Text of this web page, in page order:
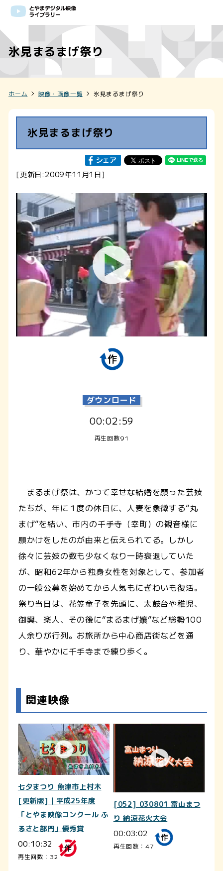
氷見まるまげ祭り
ホーム 映像・画像一覧 氷見まるまげ祭り
氷見まるまげ祭り
[更新日:2009年11月1日]
ダウンロード
00:02:59
再生回数91
まるまげ祭は、かつて幸せな結婚を願った芸妓
たちが、年に１度の休日に、人妻を象徴する“丸
まげ”を結い、市内の千手寺（幸町）の観音様に
願かけをしたのが由来と伝えられてる。しかし
徐々に芸妓の数も少なくなり一時衰退していた
が、昭和62年から独身女性を対象として、参加者
の一般公募を始めてから人気もにぎわいも復活。
祭り当日は、花笠童子を先頭に、太鼓台や稚児、
御輿、楽人、その後に“まるまげ孃”など総勢100
人余りが行列。お旅所から中心商店街などを通
り、華やかに千手寺まで練り歩く。
関連映像
七夕まつり 魚津市上村木
[更新版]｜平成25年度
「とやま映像コンクール ふ
るさと部門」優秀賞
00:10:32
再生回数：32
[052] 030801 富山まつ
り 納涼花火大会
00:03:02
再生回数：47